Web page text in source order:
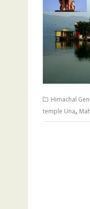
Himachal
temple Una,